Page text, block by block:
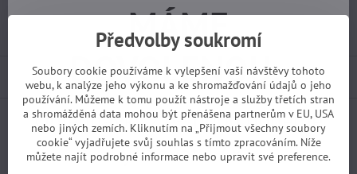
Import kód:95759
Popis
FacebookTwitterBlueskyPinterestReddit LinkedInWhatsApp
E-
mail
Předvolby soukromí
Soubory cookie používáme k vylepšení vaší návštěvy tohoto
webu, k analýze jeho výkonu a ke shromažďování údajů o jeho
používání. Můžeme k tomu použít nástroje a služby třetích stran
a shromážděná data mohou být přenášena partnerům v EU, USA
nebo jiných zemích. Kliknutím na „Přijmout všechny soubory
cookie“ vyjadřujete svůj souhlas s tímto zpracováním. Níže
můžete najít podrobné informace nebo upravit své preference.
MÁME
DOVOLENOU.
Objednávky z e-shopu budeme
vyřizovat 17.8.